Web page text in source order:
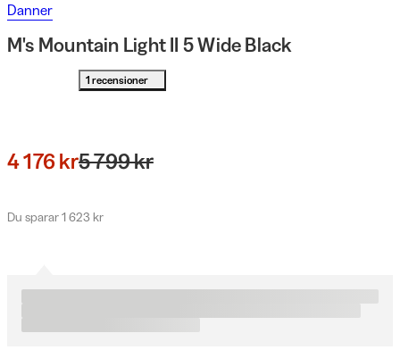
Danner
M's Mountain Light II 5 Wide Black
1 recensioner
4 176 kr5 799 kr
Du sparar 1 623 kr